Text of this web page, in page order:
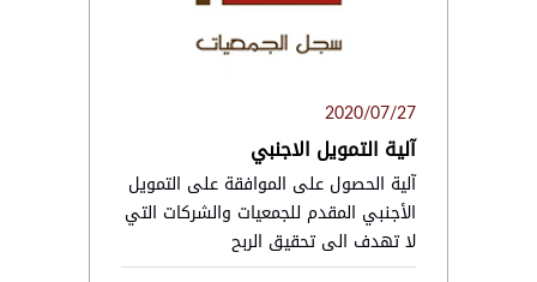
2020/07/27
آلية التمويل الاجنبي
آلية الحصول على الموافقة على التمويل
الأجنبي المقدم للجمعيات والشركات التي
لا تهدف الى تحقيق الربح